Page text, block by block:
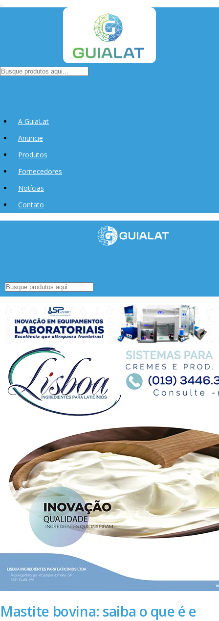
A GuiaLat
Anuncie
Produtos
Fornecedores
Notícias
Contato
Mastite bovina: saiba o que é e